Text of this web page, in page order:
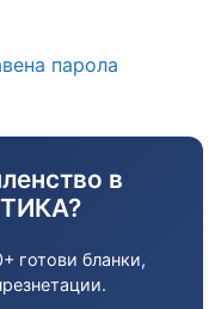
парола
в
готови бланки,